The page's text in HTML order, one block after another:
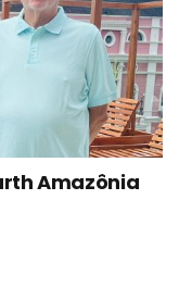
Amazônia